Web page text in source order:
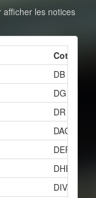
les notices
Cote
DB
DG
DR
DAGd
DERd
DHE
DIVa